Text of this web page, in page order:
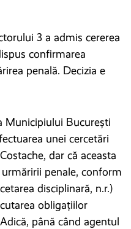
3 a admis cererea
confirmarea
penală. Decizia e
Municipiului Bucureşti
unei cercetări
dar că aceasta
penale, conform
disciplinară, n.r.)
obligațiilor
până când agentul